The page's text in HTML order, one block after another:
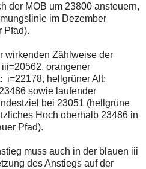
der MOB um 23800 ansteuern,
im Dezember
Pfad).
wirkenden Zählweise der
orangener
i=22178, hellgrüner Alt:
sowie laufender
bei 23051 (hellgrüne
Hoch oberhalb 23486 in
Pfad).
muss auch in der blauen iii
des Anstiegs auf der